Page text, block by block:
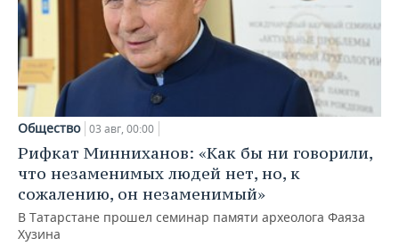
Общество 03 авг, 00:00
Рифкат Минниханов: «Как бы ни говорили,
что незаменимых людей нет, но, к
сожалению, он незаменимый»
В Татарстане прошел семинар памяти археолога Фаяза
Хузина